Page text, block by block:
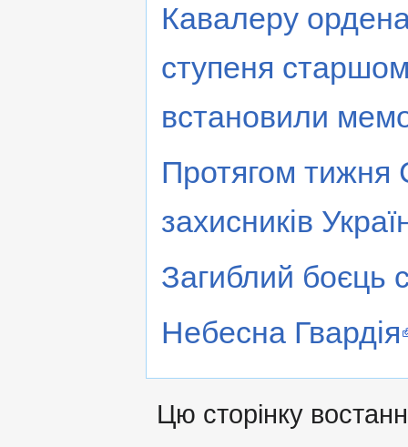
Кавалеру
ступеня
встановили
Протягом тижня
захисників
Загиблий боєць
Небесна Гвардія
Цю сторінку